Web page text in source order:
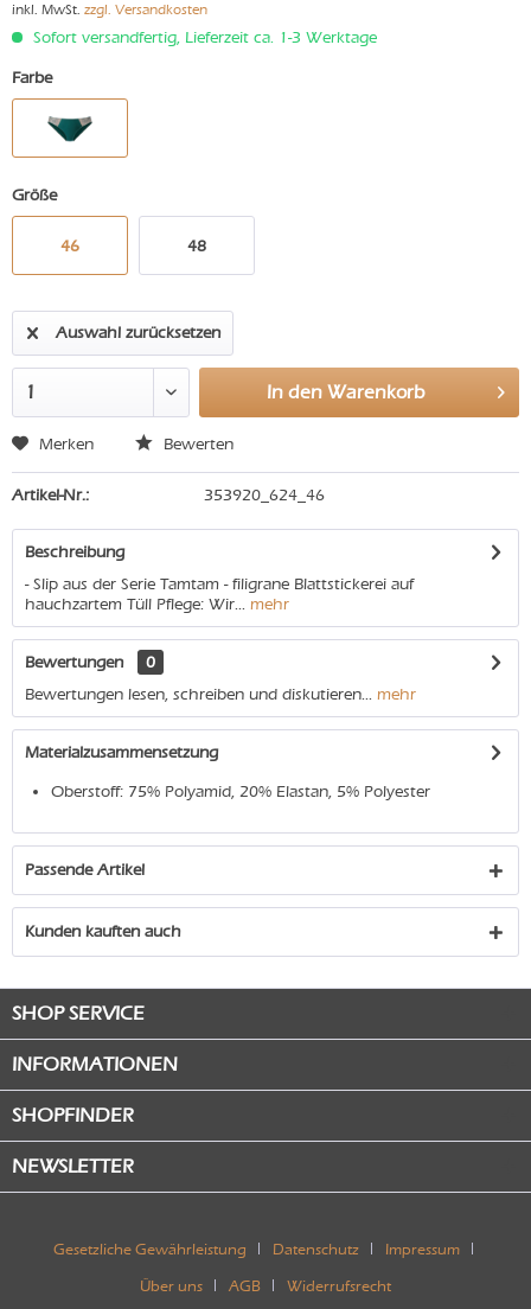
inkl. MwSt. zzgl. Versandkosten
Sofort versandfertig, Lieferzeit ca. 1-3 Werktage
Farbe
Größe
46 48
Auswahl zurücksetzen
In den Warenkorb
Merken Bewerten
Artikel-Nr.: 353920_624_46
Beschreibung
- Slip aus der Serie Tamtam - filigrane Blattstickerei auf
hauchzartem Tüll Pflege: Wir... mehr
Bewertungen
0
Bewertungen lesen, schreiben und diskutieren... mehr
Materialzusammensetzung
Oberstoff: 75% Polyamid, 20% Elastan, 5% Polyester
Passende Artikel
Kunden kauften auch
SHOP SERVICE
INFORMATIONEN
SHOPFINDER
NEWSLETTER
Gesetzliche Gewährleistung Datenschutz Impressum
Über uns AGB Widerrufsrecht